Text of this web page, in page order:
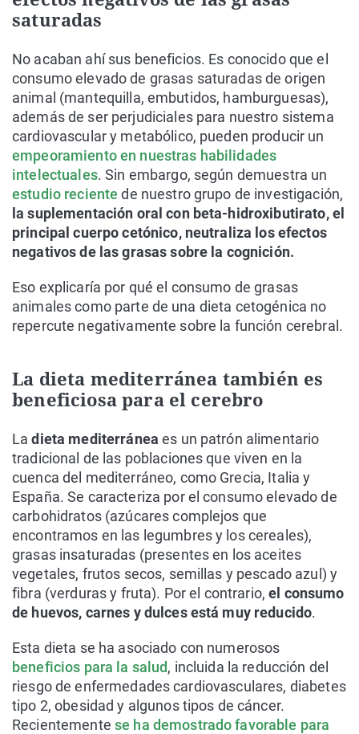
saturadas
No acaban ahí sus beneficios. Es conocido que el
consumo elevado de grasas saturadas de origen
animal (mantequilla, embutidos, hamburguesas),
además de ser perjudiciales para nuestro sistema
cardiovascular y metabólico, pueden producir un
empeoramiento en nuestras habilidades
intelectuales. Sin embargo, según demuestra un
estudio reciente de nuestro grupo de investigación,
la suplementación oral con beta-hidroxibutirato, el
principal cuerpo cetónico, neutraliza los efectos
negativos de las grasas sobre la cognición.
Eso explicaría por qué el consumo de grasas
animales como parte de una dieta cetogénica no
repercute negativamente sobre la función cerebral.
La dieta mediterránea también es
beneficiosa para el cerebro
La dieta mediterránea es un patrón alimentario
tradicional de las poblaciones que viven en la
cuenca del mediterráneo, como Grecia, Italia y
España. Se caracteriza por el consumo elevado de
carbohidratos (azúcares complejos que
encontramos en las legumbres y los cereales),
grasas insaturadas (presentes en los aceites
vegetales, frutos secos, semillas y pescado azul) y
fibra (verduras y fruta). Por el contrario, el consumo
de huevos, carnes y dulces está muy reducido.
Esta dieta se ha asociado con numerosos
beneficios para la salud, incluida la reducción del
riesgo de enfermedades cardiovasculares, diabetes
tipo 2, obesidad y algunos tipos de cáncer.
Recientemente se ha demostrado favorable para